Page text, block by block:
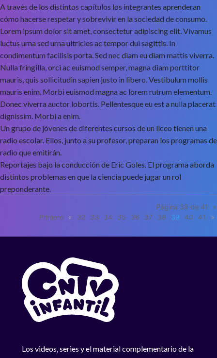
A través de los distintos capítulos los integrantes aprenderan
cómo hacerse respetar y sobrevivir en la sociedad de consumo.
Lorem ipsum dolor sit amet, consectetur adipiscing elit. Vivamus
luctus urna sed urna ultricies ac tempor dui sagittis. In
condimentum facilisis porta. Sed nec diam eu diam mattis viverra.
Nulla fringilla, orci ac euismod semper, magna diam porttitor
mauris, quis sollicitudin sapien justo in libero. Vestibulum mollis
mauris enim. Morbi euismod magna ac lorem rutrum elementum.
Donec viverra auctor lobortis. Pellentesque eu est a nulla placerat
dignissim. Morbi a enim.
Un grupo de jóvenes de diferentes cursos de un liceo tienen una
radio escolar. Ellos, junto a su profesor, preparan los programas de
radio que emitirán.
Reportajes bajo la conducción de Eric Goles. El programa aborda
distintos problemas en que la ciencia puede jugar un rol
preponderante.
Página 39 de 41
«
Primero
« 32 33 34 35 36 37 38 39 40 41 »
Los videos, series y el material complementario de la